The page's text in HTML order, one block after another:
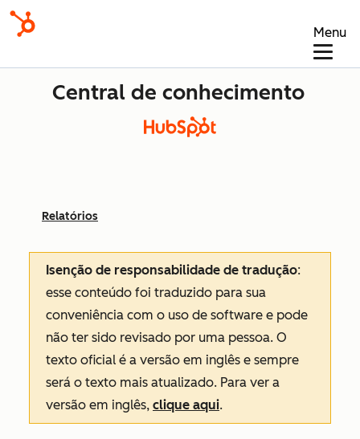
Menu
Central de conhecimento
Relatórios
Isenção de responsabilidade de tradução:
esse conteúdo foi traduzido para sua
conveniência com o uso de software e pode
não ter sido revisado por uma pessoa. O
texto oficial é a versão em inglês e sempre
será o texto mais atualizado. Para ver a
versão em inglês, clique aqui.